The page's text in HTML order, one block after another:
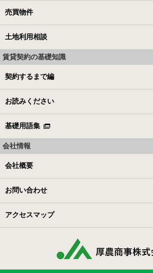
売買物件
土地利用相談
賃貸契約の基礎知識
契約するまで編
お読みください
基礎用語集
会社情報
会社概要
お問い合わせ
アクセスマップ